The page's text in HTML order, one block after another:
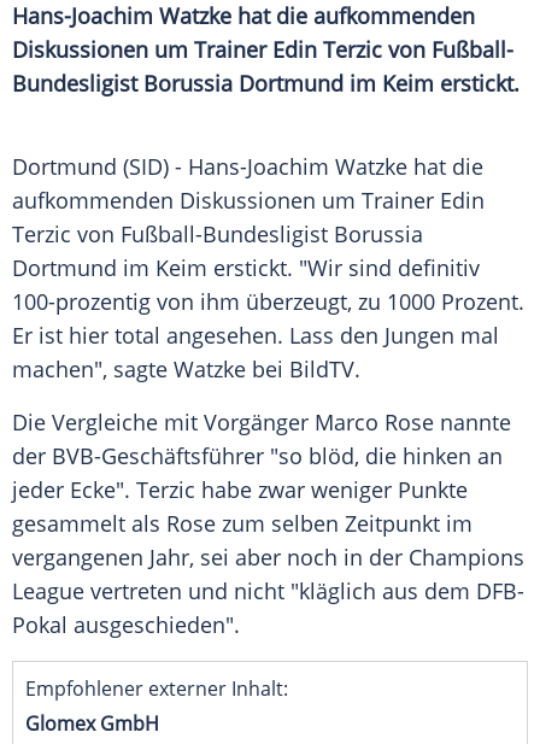
Hans-Joachim Watzke hat die aufkommenden
Diskussionen um Trainer Edin Terzic von Fußball-
Bundesligist Borussia Dortmund im Keim erstickt.
Dortmund (SID) - Hans-Joachim Watzke hat die
aufkommenden Diskussionen um Trainer Edin
Terzic von Fußball-Bundesligist Borussia
Dortmund im Keim erstickt. "Wir sind definitiv
100-prozentig von ihm überzeugt, zu 1000 Prozent.
Er ist hier total angesehen. Lass den Jungen mal
machen", sagte Watzke bei BildTV.
Die Vergleiche mit Vorgänger Marco Rose nannte
der BVB-Geschäftsführer "so blöd, die hinken an
jeder Ecke". Terzic habe zwar weniger Punkte
gesammelt als Rose zum selben Zeitpunkt im
vergangenen Jahr, sei aber noch in der Champions
League vertreten und nicht "kläglich aus dem DFB-
Pokal ausgeschieden".
Empfohlener externer Inhalt:
Glomex GmbH